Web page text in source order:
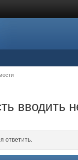
вводить
ответить.